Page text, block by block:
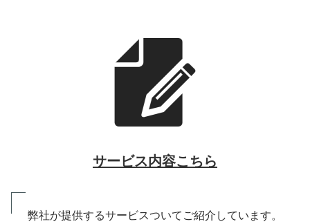
サービス内容こちら
弊社が提供するサービスついてご紹介しています。